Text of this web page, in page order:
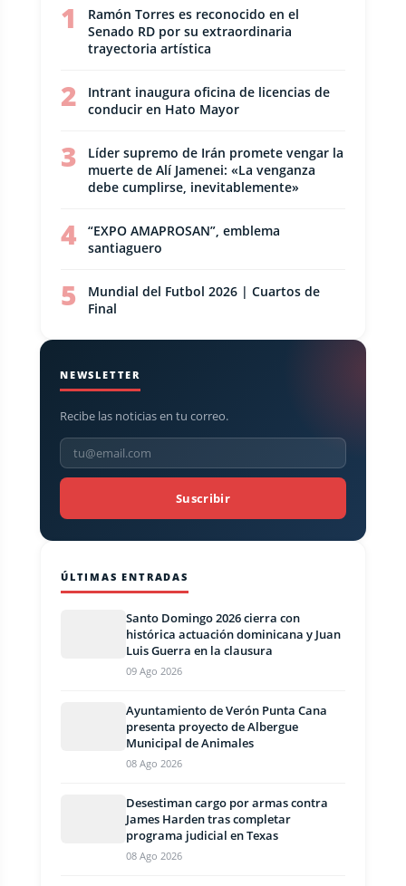
1
Ramón Torres es reconocido en el
Senado RD por su extraordinaria
trayectoria artística
2
Intrant inaugura oficina de licencias de
conducir en Hato Mayor
3
Líder supremo de Irán promete vengar la
muerte de Alí Jamenei: «La venganza
debe cumplirse, inevitablemente»
4
“EXPO AMAPROSAN”, emblema
santiaguero
5
Mundial del Futbol 2026 | Cuartos de
Final
NEWSLETTER
Recibe las noticias en tu correo.
Suscribir
ÚLTIMAS ENTRADAS
Santo Domingo 2026 cierra con
histórica actuación dominicana y Juan
Luis Guerra en la clausura
09 Ago 2026
Ayuntamiento de Verón Punta Cana
presenta proyecto de Albergue
Municipal de Animales
08 Ago 2026
Desestiman cargo por armas contra
James Harden tras completar
programa judicial en Texas
08 Ago 2026